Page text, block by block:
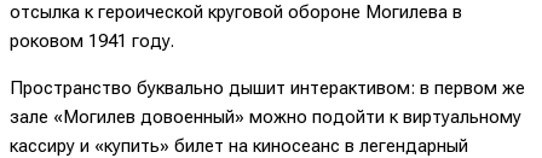
отсылка к героической круговой обороне Могилева в
роковом 1941 году.
Пространство буквально дышит интерактивом: в первом же
зале «Могилев довоенный» можно подойти к виртуальному
кассиру и «купить» билет на киносеанс в легендарный